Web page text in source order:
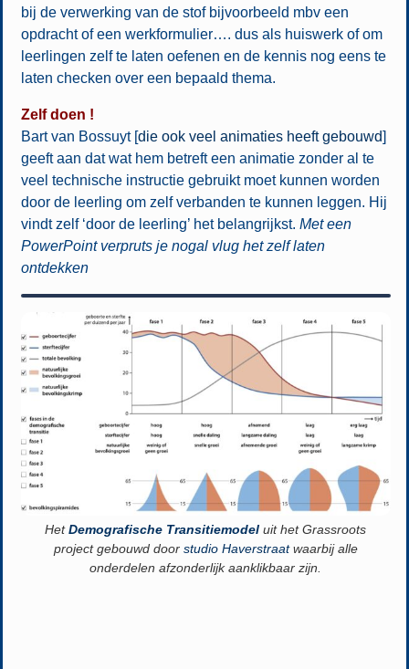
bij de verwerking van de stof bijvoorbeeld mbv een
opdracht of een werkformulier…. dus als huiswerk of om
leerlingen zelf te laten oefenen en de kennis nog eens te
laten checken over een bepaald thema.
Zelf doen !
Bart van Bossuyt [die ook veel animaties heeft gebouwd]
geeft aan dat wat hem betreft een animatie zonder al te
veel technische instructie gebruikt moet kunnen worden
door de leerling om zelf verbanden te kunnen leggen. Hij
vindt zelf ‘door de leerling’ het belangrijkst. Met een
PowerPoint verpruts je nogal vlug het zelf laten
ontdekken
HetDemografische Transitiemodel uit het Grassroots
project gebouwd door studio Haverstraatwaarbij alle
onderdelen afzonderlijk aanklikbaar zijn.